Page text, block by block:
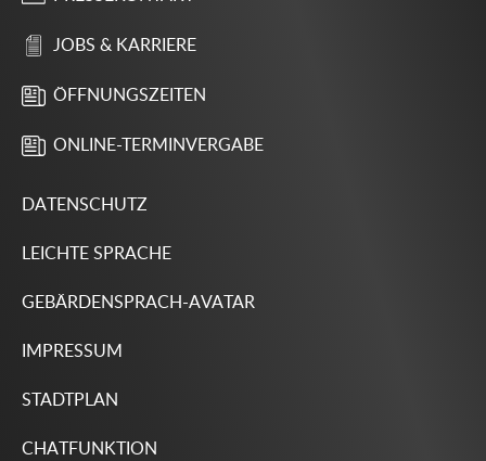
JOBS & KARRIERE
ÖFFNUNGSZEITEN
ONLINE-TERMINVERGABE
DATENSCHUTZ
LEICHTE SPRACHE
GEBÄRDENSPRACH-AVATAR
IMPRESSUM
STADTPLAN
CHATFUNKTION